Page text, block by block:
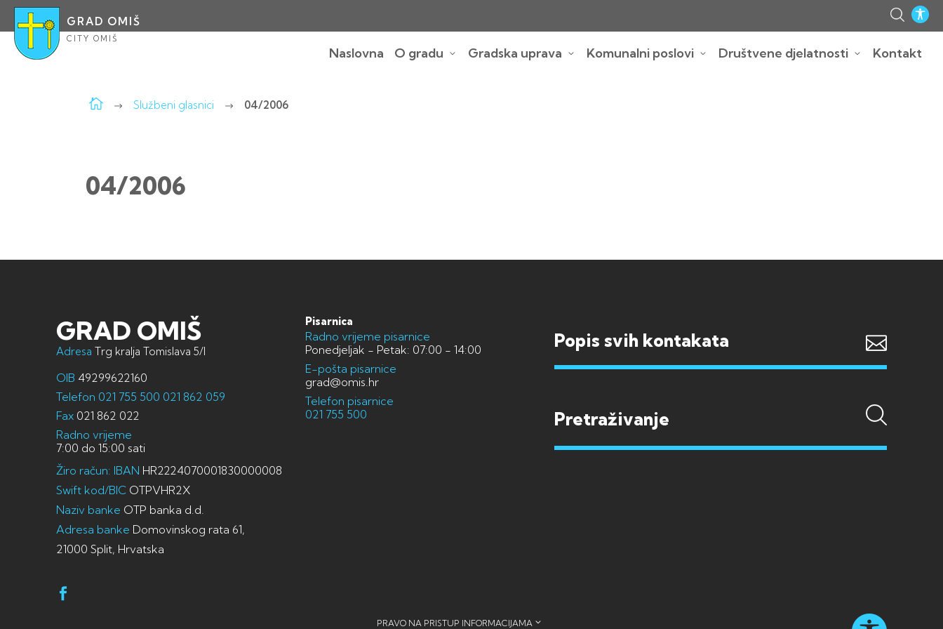
GRAD OMIŠ
CITY OMIŠ
Naslovna O gradu Gradska uprava Komunalni poslovi Društvene djelatnosti Kontakt
Službeni glasnici 04/2006
04/2006
GRAD OMIŠ
Adresa Trg kralja Tomislava 5/I
OIB 49299622160
Telefon 021 755 500 021 862 059
Fax 021 862 022
Radno vrijeme
7:00 do 15:00 sati
Žiro račun: IBAN HR2224070001830000008
Swift kod/BIC OTPVHR2X
Naziv banke OTP banka d.d.
Adresa banke Domovinskog rata 61,
21000 Split, Hrvatska
Pisarnica
Radno vrijeme pisarnice
Ponedjeljak - Petak: 07:00 - 14:00
E-pošta pisarnice
grad@omis.hr
Telefon pisarnice
021 755 500
Popis svih kontakata
PRAVO NA PRISTUP INFORMACIJAMA